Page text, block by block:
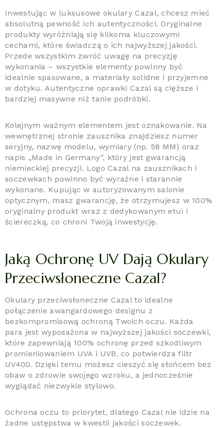
Inwestując w luksusowe okulary Cazal, chcesz mieć
absolutną pewność ich autentyczności. Oryginalne
produkty wyróżniają się kilkoma kluczowymi
cechami, które świadczą o ich najwyższej jakości.
Przede wszystkim zwróć uwagę na precyzję
wykonania – wszystkie elementy powinny być
idealnie spasowane, a materiały solidne i przyjemne
w dotyku. Autentyczne oprawki Cazal są cięższe i
bardziej masywne niż tanie podróbki.
Kolejnym ważnym elementem jest oznakowanie. Na
wewnętrznej stronie zausznika znajdziesz numer
seryjny, nazwę modelu, wymiary (np. 58 MM) oraz
napis „Made in Germany”, który jest gwarancją
niemieckiej precyzji. Logo Cazal na zausznikach i
soczewkach powinno być wyraźne i starannie
wykonane. Kupując w autoryzowanym salonie
optycznym, masz gwarancję, że otrzymujesz w 100%
oryginalny produkt wraz z dedykowanym etui i
ściereczką, co chroni Twoją inwestycję.
Jaką Ochronę UV Dają Okulary
Przeciwsłoneczne Cazal?
Okulary przeciwsłoneczne Cazal to idealne
połączenie awangardowego designu z
bezkompromisową ochroną Twoich oczu. Każda
para jest wyposażona w najwyższej jakości soczewki,
które zapewniają 100% ochronę przed szkodliwym
promieniowaniem UVA i UVB, co potwierdza filtr
UV400. Dzięki temu możesz cieszyć się słońcem bez
obaw o zdrowie swojego wzroku, a jednocześnie
wyglądać niezwykle stylowo.
Ochrona oczu to priorytet, dlatego Cazal nie idzie na
żadne ustępstwa w kwestii jakości soczewek.